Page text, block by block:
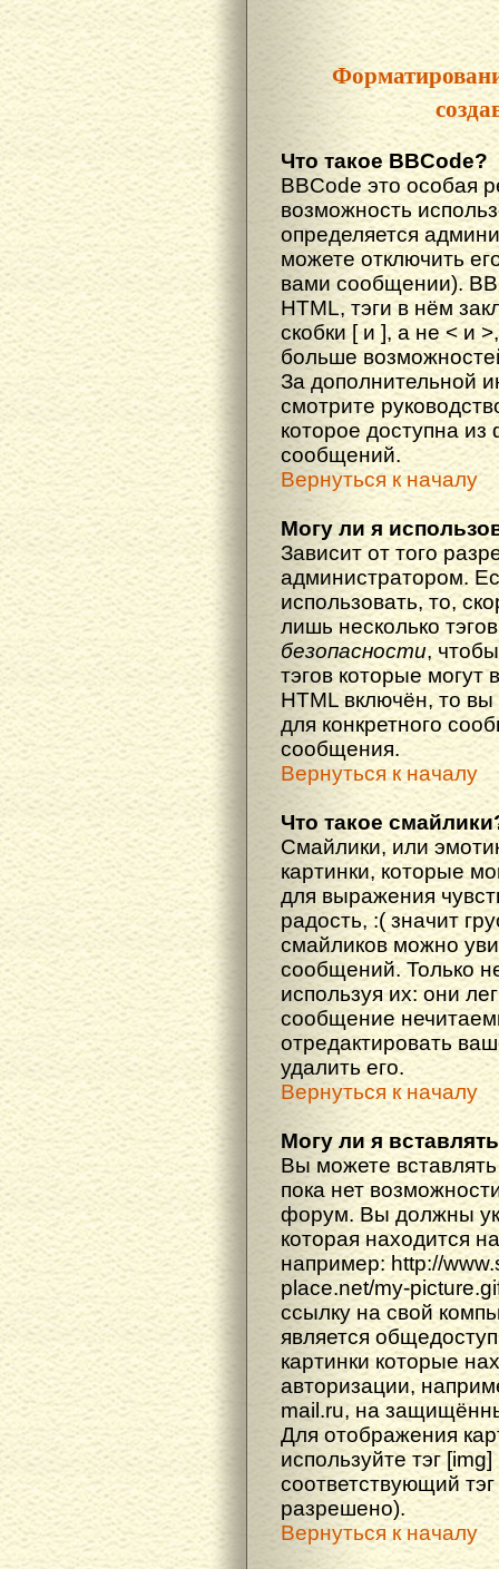
Что такое BBCode?
BBCode это особая
возможность
определяется
можете отключить
вами сообщении).
HTML, тэги в нём
скобки [ и ], а не < и
больше
За дополнительной
смотрите
которое доступна
сообщений.
Вернуться к началу
Могу ли я
Зависит от того
администратором.
использовать, то,
лишь несколько
безопасности,
тэгов которые
HTML включён, то
для конкретного
сообщения.
Вернуться к началу
Что такое
Смайлики, или
картинки, которые
для выражения
радость, :( значит
смайликов можно
сообщений. Только
используя их: они
сообщение
отредактировать
удалить его.
Вернуться к началу
Могу ли я
Вы можете
пока нет
форум. Вы должны
которая находится
например: http://
place.net/my-
ссылку на свой
является
картинки которые
авторизации,
mail.ru, на
Для отображения
используйте тэг
соответствующий
разрешено).
Вернуться к началу